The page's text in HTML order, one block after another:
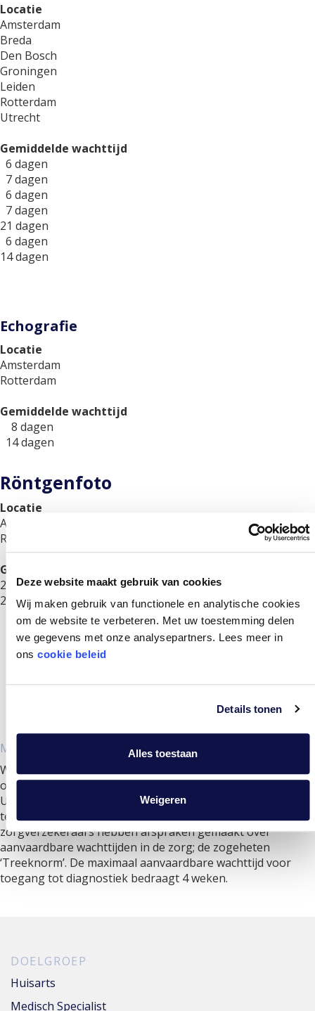
Deze website maakt gebruik van cookies
Wij maken gebruik van functionele en analytische cookies
om de website te verbeteren. Met uw toestemming delen
we gegevens met onze analysepartners. Lees meer in
ons cookie beleid
Details tonen
Alles toestaan
Weigeren
Locatie
Amsterdam
Breda
Den Bosch
Groningen
Leiden
Rotterdam
Utrecht
Gemiddelde wachttijd
6 dagen
7 dagen
6 dagen
7 dagen
21 dagen
6 dagen
14 dagen
Echografie
Locatie
Amsterdam
Rotterdam
Gemiddelde wachttijd
8 dagen
14 dagen
Röntgenfoto
Locatie
Amsterdam
Rotterdam
Gemiddelde wachttijd
2 dagen
2 dagen
MAAK NU EEN AFSPRAAK
MOGELIJKHEID TOT WACHTLIJSTBEMIDDELING
Wanneer u de wachttijd te lang vindt, kunt u contact
opnemen met de zorgbemiddeling van uw zorgverzekeraar.
Uw zorgverzekeraar kan voor u bekijken waar u eerder
terecht kunt en voor u bemiddelen. Zorgaanbieders en
zorgverzekeraars hebben afspraken gemaakt over
aanvaardbare wachttijden in de zorg; de zogeheten
‘Treeknorm’. De maximaal aanvaardbare wachttijd voor
toegang tot diagnostiek bedraagt 4 weken.
DOELGROEP
Huisarts
Medisch Specialist